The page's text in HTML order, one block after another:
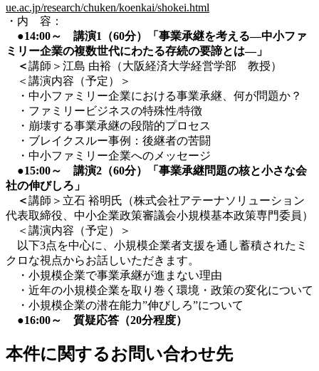
ue.ac.jp/research/chuken/koenkai/shokei.html
・内 容：
●14:00～ 講演1（60分）
「事業承継を考える―中小ファ
ミリー企業の複数世代にわたる存続の要諦とは―」
＜講師＞江島 由裕（大阪経済大学経営学部 教授）
＜講演内容（予定）＞
・中小ファミリー企業における事業承継、何が問題か？
・ファミリービジネスの特殊性/特徴
・崩壊する事業承継の段階的プロセス
・ブレイクスルー事例：後継者の苦闘
・中小ファミリー企業へのメッセージ
●15:00～
講演2（60分）
「事業承継問題の核と小さな会
社の伸びしろ」
＜講師＞立石 裕明氏（株式会社アテーナソリューション
代表取締役、中小企業政策審議会小規模基本政策専門委員）
＜講演内容（予定）＞
以下3点を中心に、小規模企業者支援を通し蓄積されたミ
クロな視点からお話しいただきます。
・小規模企業で事業承継が進まない理由
・近年の小規模企業を取り巻く環境・政策の変化について
・小規模企業の潜在能力”伸びしろ”について
●16:00～
質疑応答（20分程度）
本件に関するお問い合わせ先